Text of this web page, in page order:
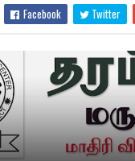
Facebook Twitter